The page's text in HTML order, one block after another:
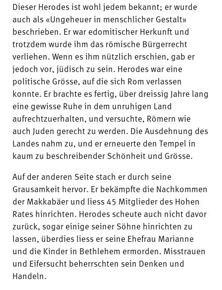
Dieser Herodes ist wohl jedem bekannt; er wurde
auch als «Ungeheuer in menschlicher Gestalt»
beschrieben. Er war edomitischer Herkunft und
trotzdem wurde ihm das römische Bürgerrecht
verliehen. Wenn es ihm nützlich erschien, gab er
jedoch vor, jüdisch zu sein. Herodes war eine
politische Grösse, auf die sich Rom verlassen
konnte. Er brachte es fertig, über dreissig Jahre lang
eine gewisse Ruhe in dem unruhigen Land
aufrechtzuerhalten, und versuchte, Römern wie
auch Juden gerecht zu werden. Die Ausdehnung des
Landes nahm zu, und er erneuerte den Tempel in
kaum zu beschreibender Schönheit und Grösse.
Auf der anderen Seite stach er durch seine
Grausamkeit hervor. Er bekämpfte die Nachkommen
der Makkabäer und liess 45 Mitglieder des Hohen
Rates hinrichten. Herodes scheute auch nicht davor
zurück, sogar einige seiner Söhne hinrichten zu
lassen, überdies liess er seine Ehefrau Marianne
und die Kinder in Bethlehem ermorden. Misstrauen
und Eifersucht beherrschten sein Denken und
Handeln.